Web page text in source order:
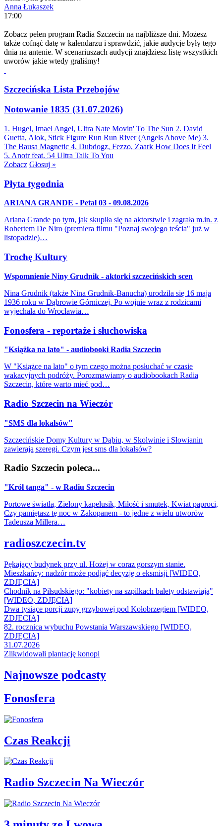
Anna Łukaszek
17:00
Zobacz pełen program Radia Szczecin na najbliższe dni. Możesz
także cofnąć datę w kalendarzu i sprawdzić, jakie audycje były tego
dnia na antenie. W scenariuszach audycji znajdziesz listę wszystkich
uworów jakie wtedy graliśmy!
Szczecińska Lista Przebojów
Notowanie 1835 (31.07.2026)
1. Hugel, Imael Angel, Ultra Nate Movin' To The Sun 2. David
Guetta, Alok, Stick Figure Run Run River (Angels Above Me) 3.
The Bausa Magnetic 4. Dubdogz, Fezzo, Zaark How Does It Feel
5. Anotr feat. 54 Ultra Talk To You
Zobacz Głosuj »
Płyta tygodnia
ARIANA GRANDE - Petal 03 - 09.08.2026
Ariana Grande po tym, jak skupiła się na aktorstwie i zagrała m.in. z
Robertem De Niro (premiera filmu "Poznaj swojego teścia" już w
listopadzie)…
Trochę Kultury
Wspomnienie Niny Grudnik - aktorki szczecińskich scen
Nina Grudnik (także Nina Grudnik-Banucha) urodziła się 16 maja
1936 roku w Dąbrowie Górniczej. Po wojnie wraz z rodzicami
wyjechała do Wrocławia…
Fonosfera - reportaże i słuchowiska
"Książka na lato" - audiobooki Radia Szczecin
W "Książce na lato" o tym czego można posłuchać w czasie
wakacyjnych podróży. Porozmawiamy o audiobookach Radia
Szczecin, które warto mieć pod…
Radio Szczecin na Wieczór
"SMS dla lokalsów"
Szczecińskie Domy Kultury w Dąbiu, w Skolwinie i Słowianin
zawierają szeregi. Czym jest sms dla lokalsów?
Radio Szczecin poleca...
"Król tanga" - w Radiu Szczecin
Portowe światła, Zielony kapelusik, Miłość i smutek, Kwiat paproci,
Czy pamiętasz tę noc w Zakopanem - to jedne z wielu utworów
Tadeusza Millera…
radioszczecin.tv
Pękający budynek przy ul. Hożej w coraz gorszym stanie.
Mieszkańcy: nadzór może podjąć decyzję o eksmisji [WIDEO,
ZDJĘCIA]
Chodnik na Piłsudskiego: "kobiety na szpilkach balety odstawiają"
[WIDEO, ZDJĘCIA]
Dwa tysiące porcji zupy grzybowej pod Kołobrzegiem [WIDEO,
ZDJECIA]
82. rocznica wybuchu Powstania Warszawskiego [WIDEO,
ZDJĘCIA]
31.07.2026
Zlikwidowali plantację konopi
Najnowsze podcasty
Fonosfera
Czas Reakcji
Radio Szczecin Na Wieczór